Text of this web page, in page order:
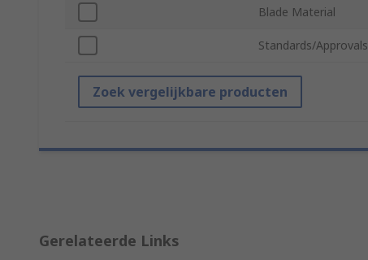
Blade Material
Standards/Approvals
Zoek vergelijkbare producten
Gerelateerde Links